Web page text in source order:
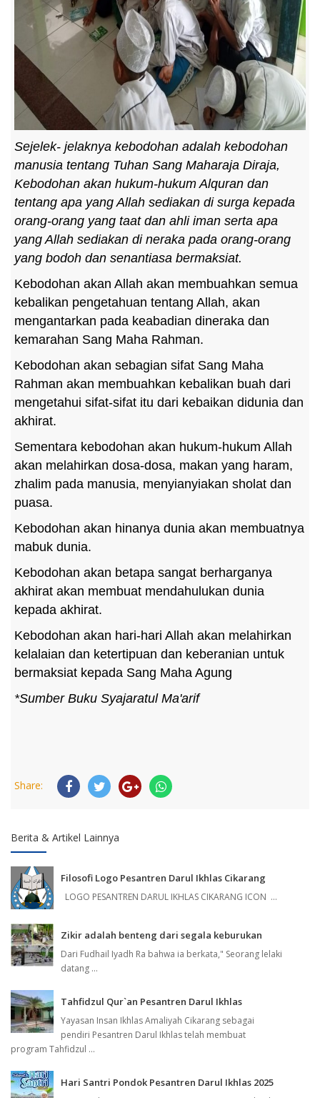
Sejelek- jelaknya kebodohan adalah kebodohan
manusia tentang Tuhan Sang Maharaja Diraja,
Kebodohan akan hukum-hukum Alquran dan
tentang apa yang Allah sediakan di surga kepada
orang-orang yang taat dan ahli iman serta apa
yang Allah sediakan di neraka pada orang-orang
yang bodoh dan senantiasa bermaksiat.
Kebodohan akan Allah akan membuahkan semua
kebalikan pengetahuan tentang Allah, akan
mengantarkan pada keabadian dineraka dan
kemarahan Sang Maha Rahman.
Kebodohan akan sebagian sifat Sang Maha
Rahman akan membuahkan kebalikan buah dari
mengetahui sifat-sifat itu dari kebaikan didunia dan
akhirat.
Sementara kebodohan akan hukum-hukum Allah
akan melahirkan dosa-dosa, makan yang haram,
zhalim pada manusia, menyianyiakan sholat dan
puasa.
Kebodohan akan hinanya dunia akan membuatnya
mabuk dunia.
Kebodohan akan betapa sangat berharganya
akhirat akan membuat mendahulukan dunia
kepada akhirat.
Kebodohan akan hari-hari Allah akan melahirkan
kelalaian dan ketertipuan dan keberanian untuk
bermaksiat kepada Sang Maha Agung
*Sumber Buku Syajaratul Ma'arif
Share:
Berita & Artikel Lainnya
Filosofi Logo Pesantren Darul Ikhlas Cikarang
LOGO PESANTREN DARUL IKHLAS CIKARANG ICON ...
Zikir adalah benteng dari segala keburukan
Dari Fudhail Iyadh Ra bahwa ia berkata," Seorang lelaki
datang ...
Tahfidzul Qur`an Pesantren Darul Ikhlas
Yayasan Insan Ikhlas Amaliyah Cikarang sebagai
pendiri Pesantren Darul Ikhlas telah membuat
program Tahfidzul ...
Hari Santri Pondok Pesantren Darul Ikhlas 2025